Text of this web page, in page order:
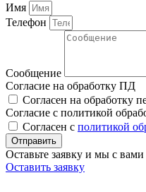
Имя
Телефон
Сообщение
Согласие на обработку ПД
Согласен на обработку
Согласие с политикой
Согласен с политикой
Отправить
Оставьте заявку и мы с
Оставить заявку